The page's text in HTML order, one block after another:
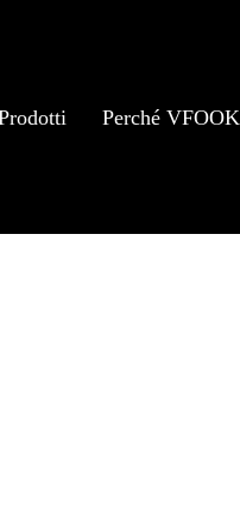
Perché VFOOK